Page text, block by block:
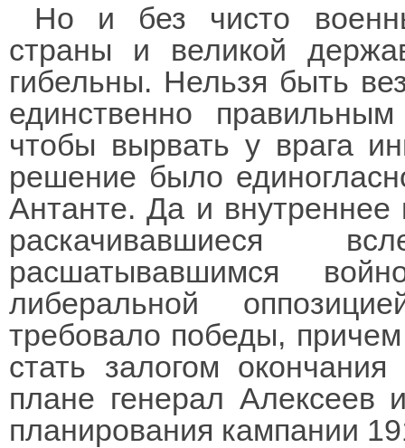
Но и без чисто
страны и великой
гибельны. Нельзя быть
единственно
чтобы вырвать у врага
решение было
Антанте. Да и
раскачивавшиеся
расшатывавшимся
либеральной
требовало победы,
стать залогом
плане генерал Алексеев
планирования кампании